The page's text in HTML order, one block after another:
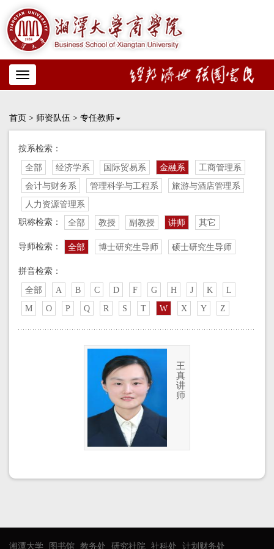
Toggle
navigation
首页 > 师资队伍 > 专任教师
按系检索：
全部 经济学系 国际贸易系 金融系
工商管理系
会计与财务系
管理科学与工程系
旅游与酒店管理系
人力资源管理系
职称检索：
全部 教授 副教授 讲师 其它
导师检索： 全部 博士研究生导师 硕士研究生导师
拼音检索：
全部 A B C D F G H J K
L
M
O P Q R S T W X Y Z
王
真
讲
师
湘潭大学 图书馆 教务处 研究社院 社科处 计划财务处